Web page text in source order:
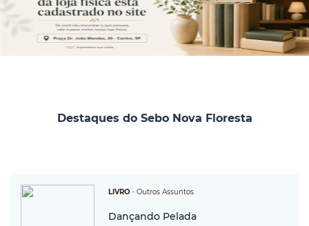
Destaques do Sebo Nova Floresta
LIVRO - Outros Assuntos
Dançando Pelada